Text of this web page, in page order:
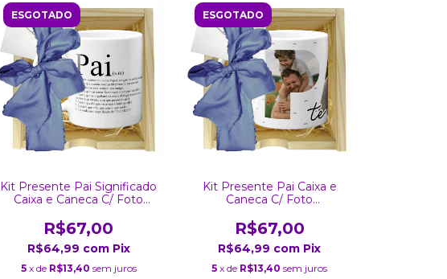
ESGOTADO
Kit Presente Pai Significado
Caixa e Caneca C/ Foto
R$67,00
R$64,99 com Pix
5 x de R$13,40 sem juros
ESGOTADO
Kit Presente Pai Caixa e
Caneca C/ Foto
R$67,00
R$64,99 com Pix
5 x de R$13,40 sem juros